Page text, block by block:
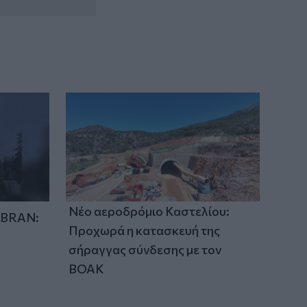
Νέο αεροδρόμιο Καστελίου:
Προχωρά η κατασκευή της
σήραγγας σύνδεσης με τον
ΒΟΑΚ